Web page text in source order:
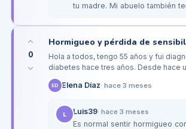
tu madre. Mi abuelo también
ortopédicas que realmente
0
Hola a todos, tengo 55 años y fui
diabetes hace tres años. Desde hace
notado que a veces siento hormigueo
también cierta pérdida de…
ED Elena Díaz· hace 3 meses
L Luis39· hace 3 meses
Es normal sentir hormigueo